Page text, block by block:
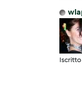
Iscritto